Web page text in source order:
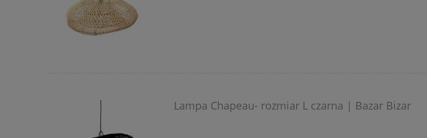
Lampa Chapeau- rozmiar L czarna | Bazar Bizar